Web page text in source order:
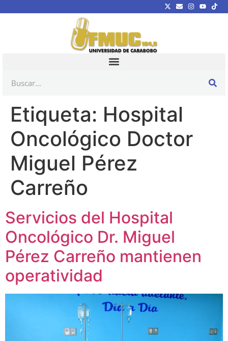
Etiqueta: Hospital
Oncológico Doctor
Miguel Pérez
Carreño
Servicios del Hospital
Oncológico Dr. Miguel
Pérez Carreño mantienen
operatividad